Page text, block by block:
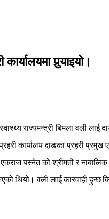
पुर्‍याइयो।
राज्यमन्त्री बिमला वली लाई
कार्यालय दाङका प्रहरी
बस्नेत को श्रीमती र
थियो। वली लाई कारवाही हुन्छ